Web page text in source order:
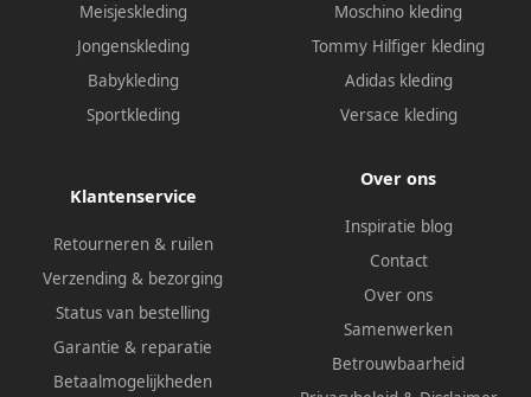
Meisjeskleding
Jongenskleding
Babykleding
Sportkleding
Moschino kleding
Tommy Hilfiger kleding
Adidas kleding
Versace kleding
Klantenservice
Retourneren & ruilen
Verzending & bezorging
Status van bestelling
Garantie & reparatie
Betaalmogelijkheden
Over ons
Inspiratie blog
Contact
Over ons
Samenwerken
Betrouwbaarheid